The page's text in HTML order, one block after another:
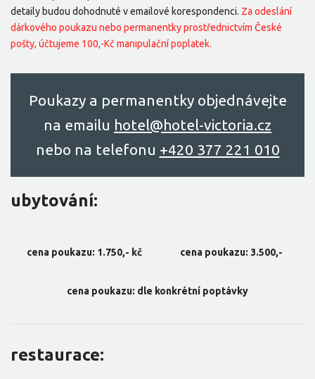
detaily budou dohodnuté v emailové korespondenci. Za odeslání
dárkového poukazu nebo permanentky prostřednictvím České
pošty, účtujeme 100,-Kč manipulační poplatek.
Poukazy a permanentky objednávejte
na emailu hоtel@hоtel-victоriа.cz
nebo na telefonu +420 377 221 010
ubytování:
cena poukazu: 1.750,- kč cena poukazu: 3.500,-
cena poukazu: dle konkrétní poptávky
restaurace: